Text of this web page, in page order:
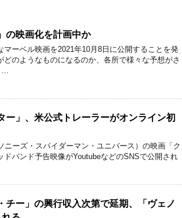
の映画化を計画中か
ーベル映画を2021年10月8日に公開することを発
のようなものになるのか、各所で様々な予想がさ
ー」、米公式トレーラーがオンライン初
ニーズ・スパイダーマン・ユニバース）の映画「ク
ドバンド予告映像がYoutubeなどのSNSで公開され
チー」の興行収入次第で延期、「ヴェノ